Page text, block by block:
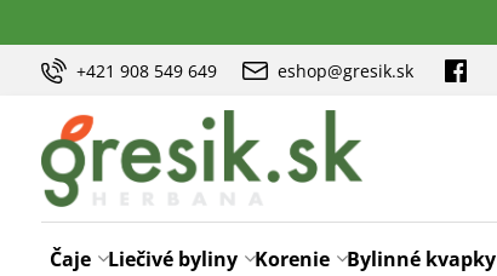
+421 908 549 649 eshop@gresik.sk
Čaje Liečivé byliny Korenie Bylinné kvapky